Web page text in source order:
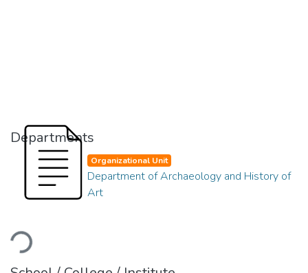
Departments
Loading...
Organizational Unit
Department of Archaeology and History of
Art